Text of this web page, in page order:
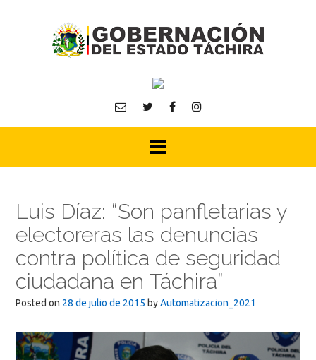
Luis Díaz: “Son panfletarias y
electoreras las denuncias
contra política de seguridad
ciudadana en Táchira”
Posted on 28 de julio de 2015 byAutomatizacion_2021